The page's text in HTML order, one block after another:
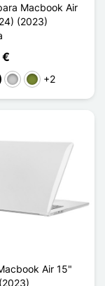
Macbook Air
(2023)
claro
Transparente
Caqui
+2
Air 15"